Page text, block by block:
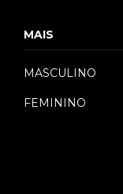
MAIS
MASCULINO
FEMININO